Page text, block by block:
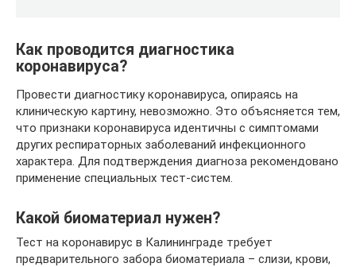
Как проводится диагностика
коронавируса?
Провести диагностику коронавируса, опираясь на
клиническую картину, невозможно. Это объясняется тем,
что признаки коронавируса идентичны с симптомами
других респираторных заболеваний инфекционного
характера. Для подтверждения диагноза рекомендовано
применение специальных тест-систем.
Какой биоматериал нужен?
Тест на коронавирус в Калининграде требует
предварительного забора биоматериала – слизи, крови,